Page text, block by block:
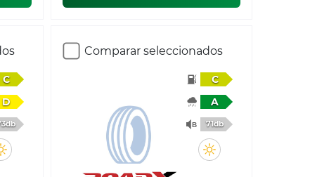
C
D
Comparar seleccionados
C
A
71db